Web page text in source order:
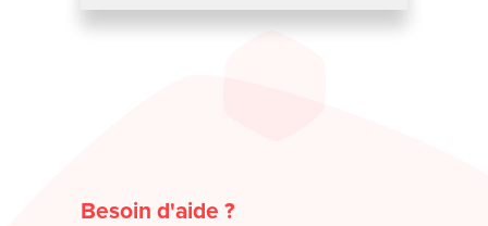
Besoin d'aide ?